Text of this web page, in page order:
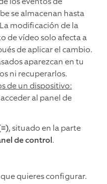
se almacenan hasta
modificación de la
de vídeo solo afecta a
de aplicar el cambio.
aparezcan en tu
ni recuperarlos.
de un dispositivo:
al panel de
, situado en la parte
de control.
quieres configurar.